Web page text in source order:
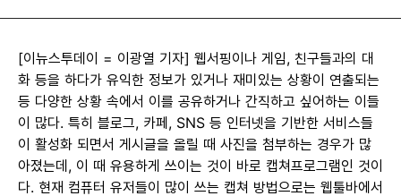
[이뉴스투데이 = 이광열 기자] 웹서핑이나 게임, 친구들과의 대
화 등을 하다가 유익한 정보가 있거나 재미있는 상황이 연출되는
등 다양한 상황 속에서 이를 공유하거나 간직하고 싶어하는 이들
이 많다. 특히 블로그, 카페, SNS 등 인터넷을 기반한 서비스들
이 활성화 되면서 게시글을 올릴 때 사진을 첨부하는 경우가 많
아졌는데, 이 때 유용하게 쓰이는 것이 바로 캡쳐프로그램인 것이
다. 현재 컴퓨터 유저들이 많이 쓰는 캡쳐 방법으로는 웹툴바에서